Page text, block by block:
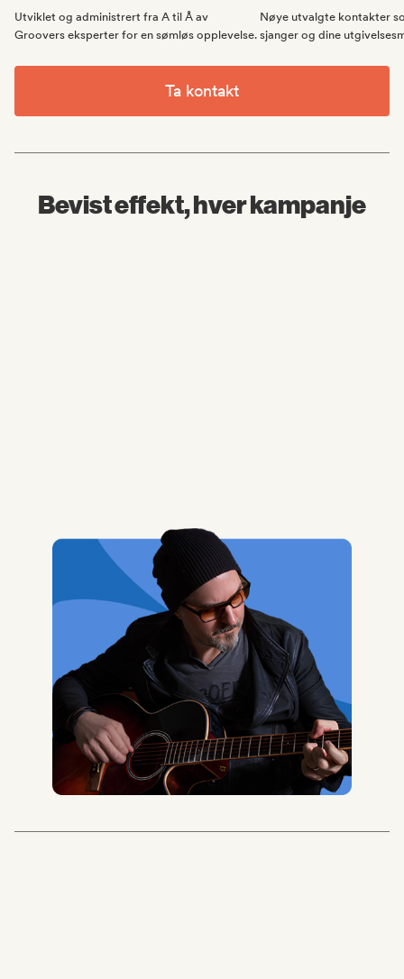
Utviklet og administrert fra A til Å av
Groovers eksperter for en sømløs opplevelse.
Nøye utvalgte kontakter
sjanger og dine
Ta kontakt
Bevist effekt, hver kampanje